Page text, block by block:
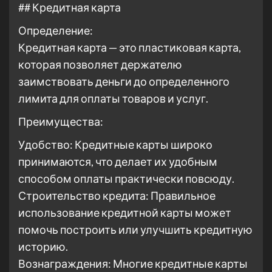
## Кредитная карта
Определение:
Кредитная карта — это пластиковая карта,
которая позволяет держателю
заимствовать деньги до определенного
лимита для оплаты товаров и услуг.
Преимущества:
Удобство: Кредитные карты широко
принимаются, что делает их удобным
способом оплаты практически повсюду.
Строительство кредита: Правильное
использование кредитной карты может
помочь построить или улучшить кредитную
историю.
Вознаграждения: Многие кредитные карты